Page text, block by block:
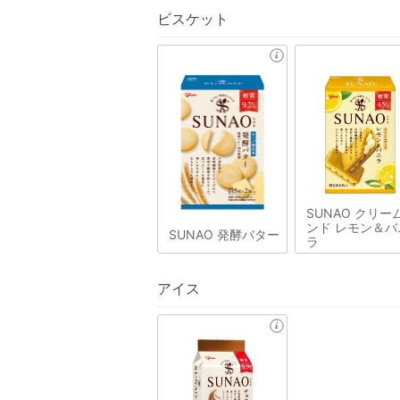
ビスケット
SUNAO 発酵バター
SUNAO クリー
ンド レモン＆バ
ラ
アイス